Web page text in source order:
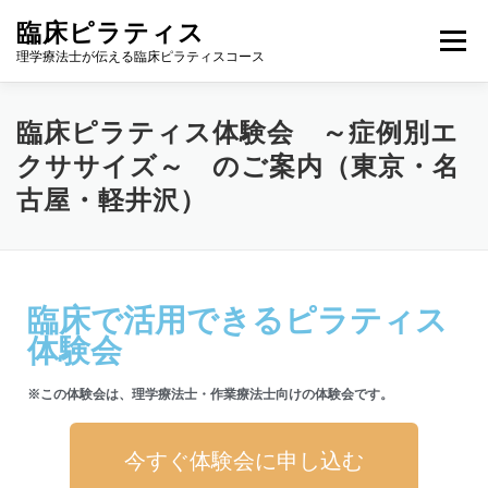
臨床ピラティス
理学療法士が伝える臨床ピラティスコース
メニュー
理学療法士の方へ 臨床ピラティス長期コース
臨床ピラティス体験会 ～症例別エ
クササイズ～ のご案内（東京・名
古屋・軽井沢）
臨床で活用できるピラティス
体験会
※この体験会は、理学療法士・作業療法士向けの体験会です。
今すぐ体験会に申し込む